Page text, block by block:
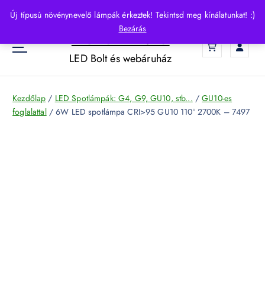
Új típusú növénynevelő lámpák érkeztek! Tekintsd meg kínálatunkat! :)
Bezárás
p
o
HelloLED.hu
LED Bolt és webáruház
Kezdőlap / LED Spotlámpák: G4, G9, GU10, stb... /GU10-es
foglalattal/ 6W LED spotlámpa CRI>95 GU10 110° 2700K – 7497